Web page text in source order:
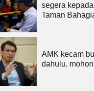
segera
Taman
AMK kecam
dahulu,